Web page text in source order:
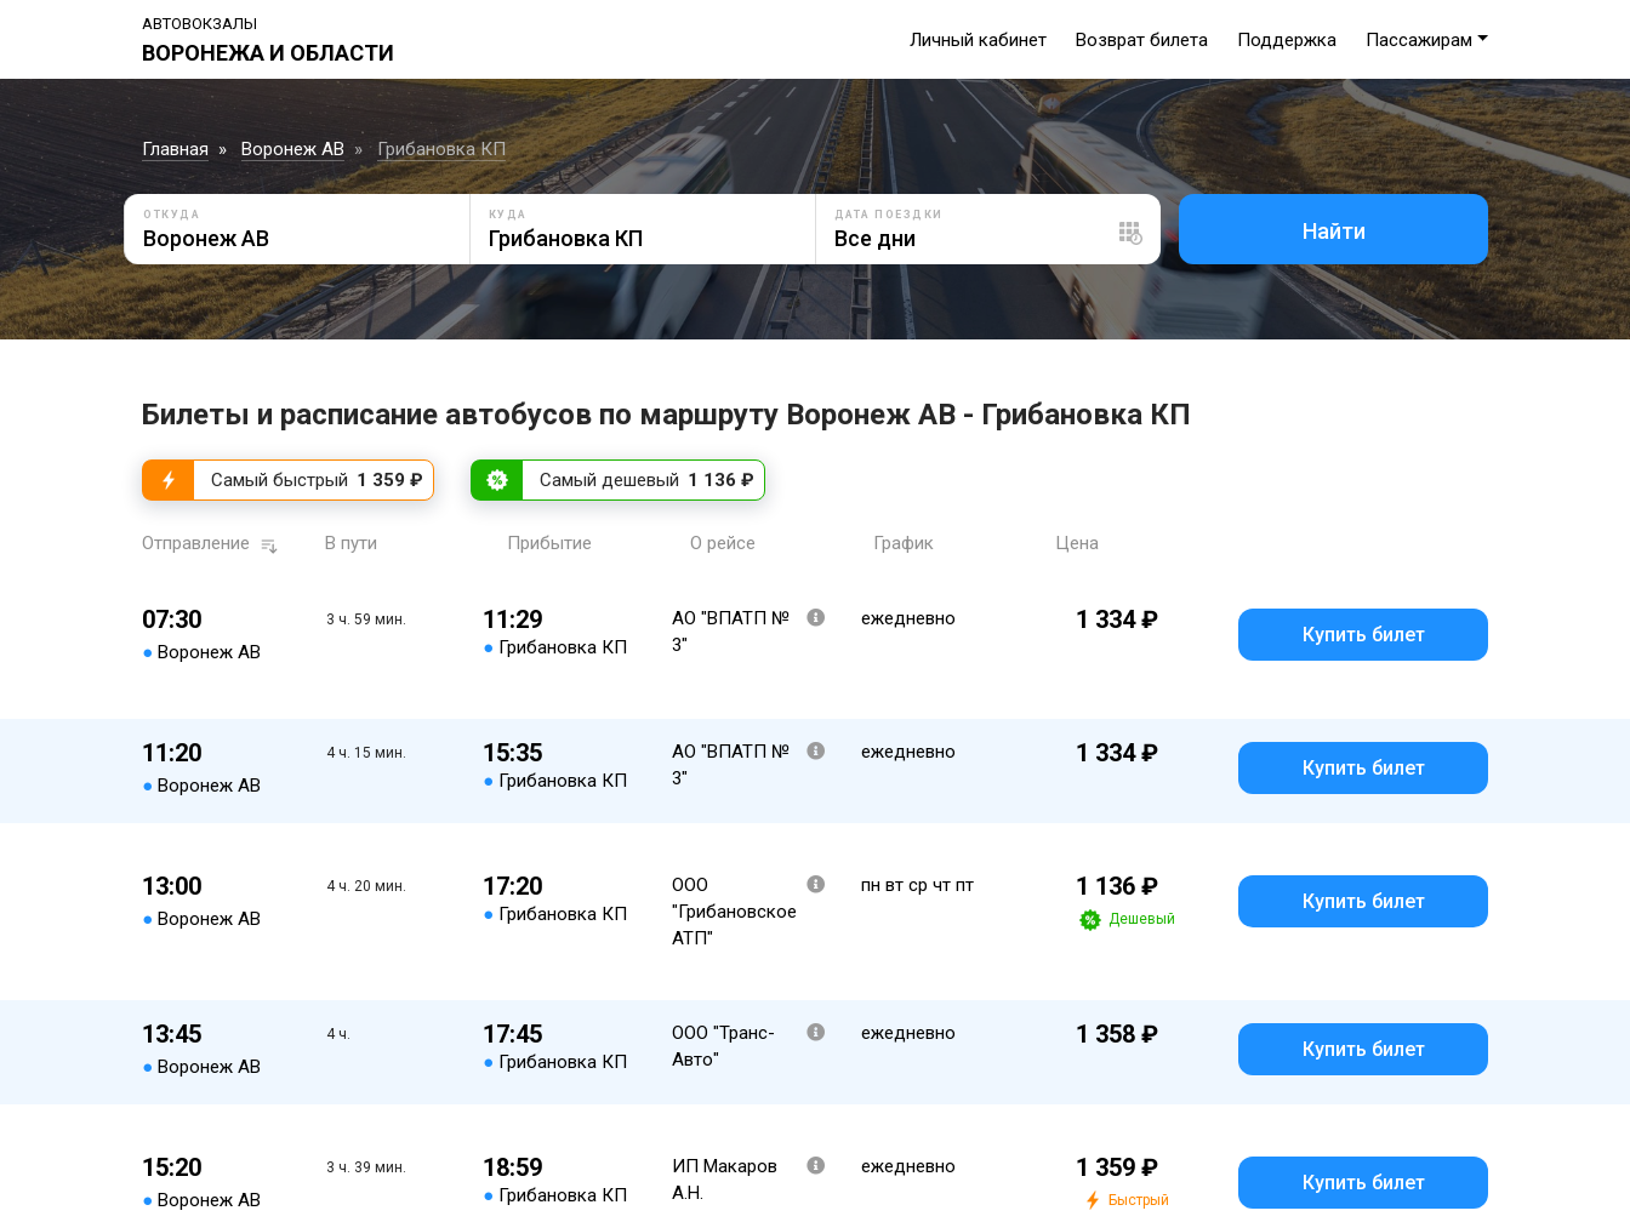
АВТОВОКЗАЛЫ
ВОРОНЕЖА И ОБЛАСТИ
Личный кабинет Возврат билета Поддержка Пассажирам
Главная Воронеж АВ Грибановка КП
ОТКУДА КУДА ДАТА ПОЕЗДКИ
Найти
Билеты и расписание автобусов по маршруту Воронеж АВ - Грибановка КП
Самый быстрый 1 359 ₽ Самый дешевый 1 136 ₽
Отправление В пути Прибытие О рейсе График Цена
07:30
● Воронеж АВ
3 ч. 59 мин. 11:29
● Грибановка КП
АО "ВПАТП №
3"
ежедневно 1 334 ₽
Купить билет
11:20
● Воронеж АВ
4 ч. 15 мин. 15:35
● Грибановка КП
АО "ВПАТП №
3"
ежедневно 1 334 ₽
Купить билет
13:00
● Воронеж АВ
4 ч. 20 мин. 17:20
● Грибановка КП
ООО
"Грибановское
АТП"
пн вт ср чт пт 1 136 ₽
Дешевый
Купить билет
13:45
● Воронеж АВ
4 ч. 17:45
● Грибановка КП
ООО "Транс-
Авто"
ежедневно 1 358 ₽
Купить билет
15:20
● Воронеж АВ
3 ч. 39 мин. 18:59
● Грибановка КП
ИП Макаров
А.Н.
ежедневно 1 359 ₽
Быстрый
Купить билет